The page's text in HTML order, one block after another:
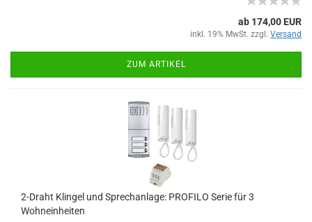
ab 174,00 EUR
inkl. 19% MwSt. zzgl. Versand
ZUM ARTIKEL
2-Draht Klingel und Sprechanlage: PROFILO Serie für 3
Wohneinheiten